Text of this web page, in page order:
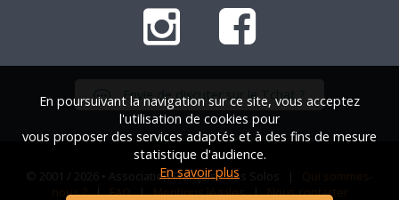
Envie de discuter sur le Tchat ?
© 2001 / 2026 • Association Française des Solos | Qui sommes-
nous ?|FAQ|Mentions légales|Nous contacter
En poursuivant la navigation sur ce site, vous acceptez
l'utilisation de cookies pour
vous proposer des services adaptés et à des fins de mesure
statistique d'audience.
En savoir plus